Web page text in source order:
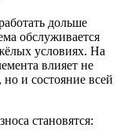
дольше
обслуживается
условиях. На
влияет не
и состояние всей
становятся: